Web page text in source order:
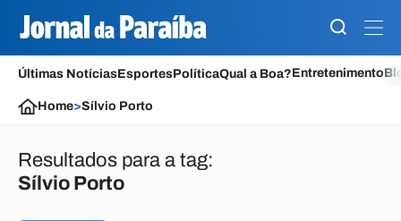
Últimas NotíciasEsportesPolíticaQual a Boa?Entretenimento
Home>Sílvio Porto
Resultados para a tag:
Sílvio Porto